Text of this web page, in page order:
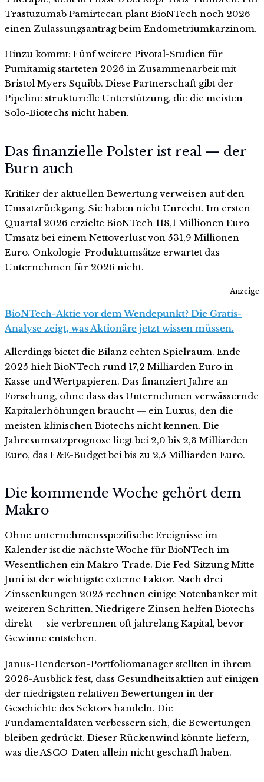
Trastuzumab Pamirtecan plant BioNTech noch 2026
einen Zulassungsantrag beim Endometriumkarzinom.
Hinzu kommt: Fünf weitere Pivotal-Studien für
Pumitamig starteten 2026 in Zusammenarbeit mit
Bristol Myers Squibb. Diese Partnerschaft gibt der
Pipeline strukturelle Unterstützung, die die meisten
Solo-Biotechs nicht haben.
Das finanzielle Polster ist real — der
Burn auch
Kritiker der aktuellen Bewertung verweisen auf den
Umsatzrückgang. Sie haben nicht Unrecht. Im ersten
Quartal 2026 erzielte BioNTech 118,1 Millionen Euro
Umsatz bei einem Nettoverlust von 531,9 Millionen
Euro. Onkologie-Produktumsätze erwartet das
Unternehmen für 2026 nicht.
Anzeige
BioNTech-Aktie vor dem Wendepunkt? Die Gratis-
Analyse zeigt, was Aktionäre jetzt wissen müssen.
Allerdings bietet die Bilanz echten Spielraum. Ende
2025 hielt BioNTech rund 17,2 Milliarden Euro in
Kasse und Wertpapieren. Das finanziert Jahre an
Forschung, ohne dass das Unternehmen verwässernde
Kapitalerhöhungen braucht — ein Luxus, den die
meisten klinischen Biotechs nicht kennen. Die
Jahresumsatzprognose liegt bei 2,0 bis 2,3 Milliarden
Euro, das F&E-Budget bei bis zu 2,5 Milliarden Euro.
Die kommende Woche gehört dem
Makro
Ohne unternehmensspezifische Ereignisse im
Kalender ist die nächste Woche für BioNTech im
Wesentlichen ein Makro-Trade. Die Fed-Sitzung Mitte
Juni ist der wichtigste externe Faktor. Nach drei
Zinssenkungen 2025 rechnen einige Notenbanker mit
weiteren Schritten. Niedrigere Zinsen helfen Biotechs
direkt — sie verbrennen oft jahrelang Kapital, bevor
Gewinne entstehen.
Janus-Henderson-Portfoliomanager stellten in ihrem
2026-Ausblick fest, dass Gesundheitsaktien auf einigen
der niedrigsten relativen Bewertungen in der
Geschichte des Sektors handeln. Die
Fundamentaldaten verbessern sich, die Bewertungen
bleiben gedrückt. Dieser Rückenwind könnte liefern,
was die ASCO-Daten allein nicht geschafft haben.